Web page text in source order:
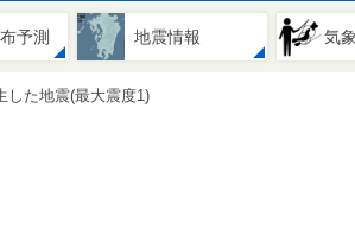
予測 地震情報 気
した地震(最大震度1)